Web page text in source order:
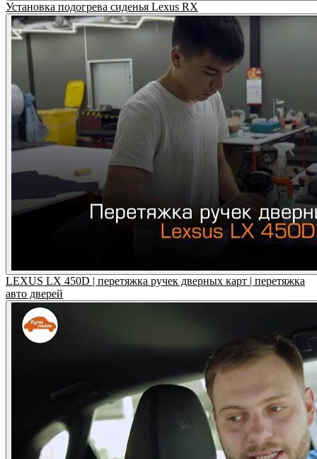
Установка подогрева сиденья Lexus RX
LEXUS LX 450D | перетяжка ручек дверных карт | перетяжка
авто дверей